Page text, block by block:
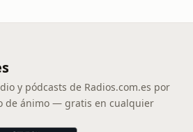
y pódcasts de Radios.com.es por
de ánimo — gratis en cualquier